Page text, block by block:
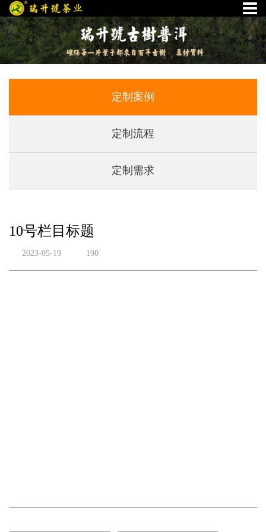
定制案例
定制流程
定制需求
10号栏目标题
2023-05-19 190